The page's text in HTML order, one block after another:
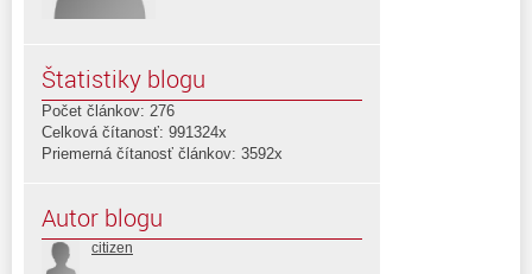
Štatistiky blogu
Počet článkov: 276
Celková čítanosť: 991324x
Priemerná čítanosť článkov: 3592x
Autor blogu
citizen